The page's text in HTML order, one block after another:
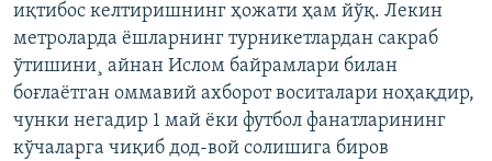
иқтибос келтиришнинг ҳожати ҳам йўқ. Лекин
метроларда ёшларнинг турникетлардан сакраб
ўтишини¸ айнан Ислом байрамлари билан
боғлаётган оммавий ахборот воситалари ноҳақдир,
чунки негадир 1 май ёки футбол фанатларининг
кўчаларга чиқиб дод-вой солишига биров